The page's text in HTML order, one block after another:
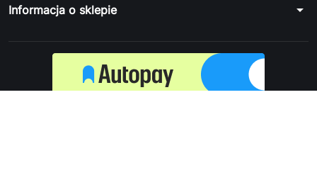
Informacja o sklepie arrow_drop_down